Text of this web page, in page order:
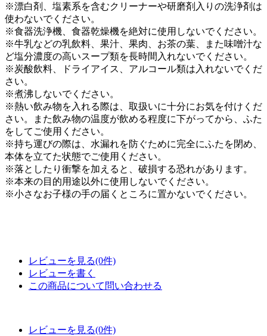
※漂白剤、塩素系を含むクリーナーや研磨剤入りの洗浄剤は
使わないでください。
※食器洗浄機、食器乾燥機を絶対に使用しないでください。
※牛乳などの乳飲料、果汁、果肉、お茶の葉、また味噌汁な
ど塩分濃度の高いスープ類を長時間入れないでください。
※炭酸飲料、ドライアイス、アルコール類は入れないでくだ
さい。
※煮沸しないでください。
※熱い飲み物を入れる際は、取扱いに十分にお気を付けくだ
さい。また飲み物の温度が飲める程度に下がってから、ふた
をしてご使用ください。
※持ち運びの際は、水漏れを防ぐために完全にふたを閉め、
本体を立てた状態でご使用ください。
※落としたり衝撃を加えると、破損する恐れがあります。
※本来の目的用途以外に使用しないでください。
※小さなお子様の手の届くところに置かないでください。
レビューを見る(0件)
レビューを書く
この商品について問い合わせる
レビューを見る(0件)